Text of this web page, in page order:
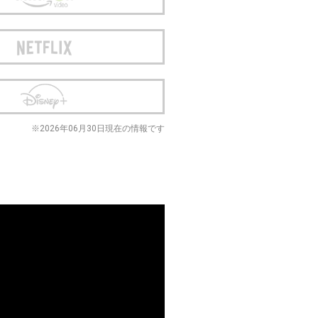
※2026年06月30日現在の情報です